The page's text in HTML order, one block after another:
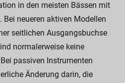
in den meisten Bässen mit
neueren aktiven Modellen
seitlichen Ausgangsbuchse
normalerweise keine
passiven Instrumenten
Änderung darin, die